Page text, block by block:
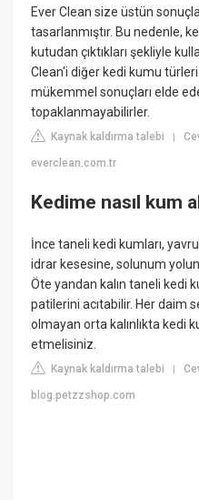
Ever Clean size üstün
tasarlanmıştır. Bu nedenle,
kutudan çıktıkları şekliyle
Clean'i diğer kedi kumu türleri
mükemmel sonuçları elde
topaklanmayabilirler.
Kaynak kaldırma talebi |
everclean.com.tr
Kedime nasıl kum
İnce taneli kedi kumları,
idrar kesesine, solunum
Öte yandan kalın taneli kedi
patilerini acıtabilir. Her daim
olmayan orta kalınlıkta kedi
etmelisiniz.
Kaynak kaldırma talebi |
blog.petzzshop.com